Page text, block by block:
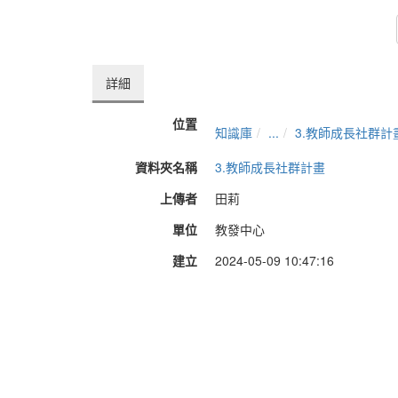
詳細
位置 知識庫 ...
3.教師成長社群計
資料夾名稱
3.教師成長社群計畫
上傳者
田莉
單位
教發中心
建立
2024-05-09 10:47:16